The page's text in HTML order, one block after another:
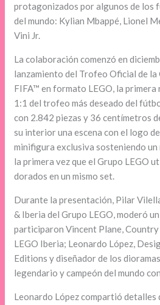
protagonizados por algunos de los
del mundo: Kylian Mbappé, Lionel
Vini Jr.
La colaboración comenzó en
lanzamiento del Trofeo Oficial de la
FIFA™ en formato LEGO, la primera
1:1 del trofeo más deseado del
con 2.842 piezas y 36 centímetros
su interior una escena con el logo
minifigura exclusiva sosteniendo un
la primera vez que el Grupo LEGO
dorados en un mismo set.
Durante la presentación, Pilar
& Iberia del Grupo LEGO, moderó
participaron Vincent Plane,
LEGO Iberia; Leonardo López,
Editions y diseñador de los
legendario y campeón del mundo
Leonardo López compartió